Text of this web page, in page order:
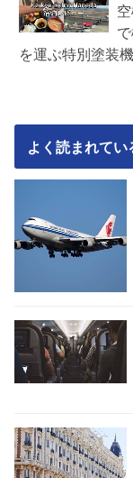
を運ぶ特別塗装
よく読まれてい